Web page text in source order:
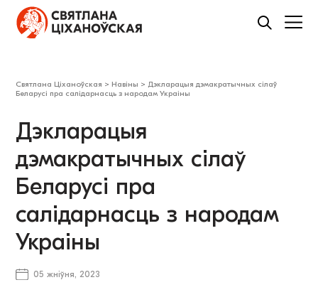
Святлана Ціханоўская > Навіны > Дэкларацыя дэмакратычных сілаў
Беларусі пра салідарнасць з народам Украіны
Дэкларацыя
дэмакратычных сілаў
Беларусі пра
салідарнасць з народам
Украіны
05 жніўня, 2023